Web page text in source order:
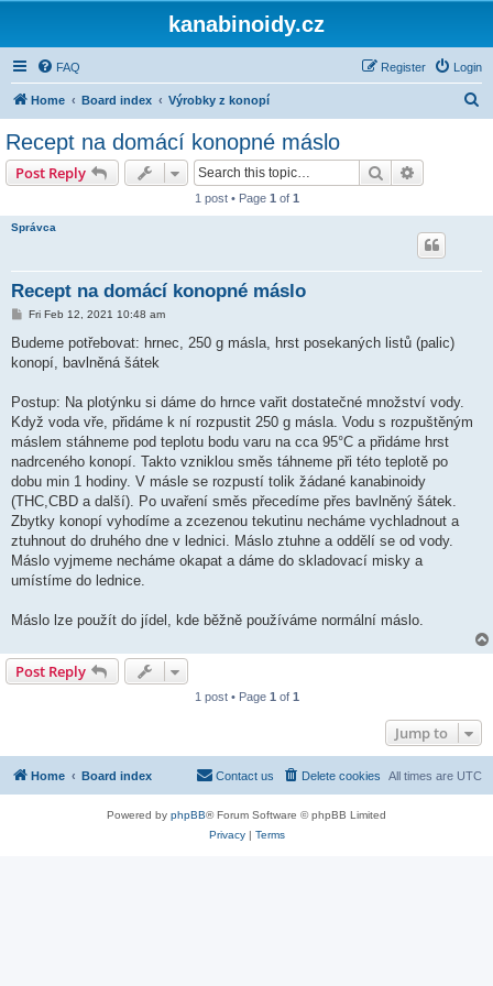
kanabinoidy.cz
FAQ Login
Register
Home Board index Výrobky z konopí
Recept na domácí konopné máslo
Post Reply Search
1 post • Page 1 of 1
Správca
Recept na domácí konopné máslo
P
s
Fri Feb 12, 2021 10:48 am
Budeme potřebovat: hrnec, 250 g másla, hrst posekaných listů (palic)
konopí, bavlněná šátek
Postup: Na plotýnku si dáme do hrnce vařit dostatečné množství vody.
Když voda vře, přidáme k ní rozpustit 250 g másla. Vodu s rozpuštěným
máslem stáhneme pod teplotu bodu varu na cca 95°C a přidáme hrst
nadrceného konopí. Takto vzniklou směs táhneme při této teplotě po
dobu min 1 hodiny. V másle se rozpustí tolik žádané kanabinoidy
(THC,CBD a další). Po uvaření směs přecedíme přes bavlněný šátek.
Zbytky konopí vyhodíme a zcezenou tekutinu necháme vychladnout a
ztuhnout do druhého dne v lednici. Máslo ztuhne a oddělí se od vody.
Máslo vyjmeme necháme okapat a dáme do skladovací misky a
umístíme do lednice.
Máslo lze použít do jídel, kde běžně používáme normální máslo.
Post Reply
1 post • Page 1 of 1
Jump to
Home Board index All times are UTC
Delete cookies
Contact us
Powered by phpBB® Forum Software © phpBB Limited
Privacy| Terms